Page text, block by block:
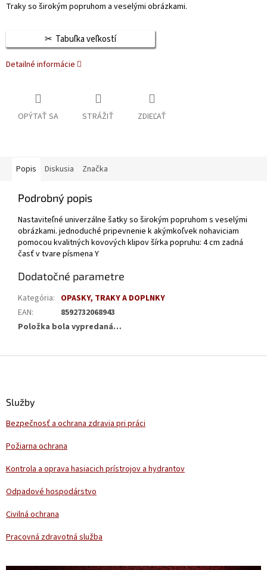
Traky so širokým popruhom a veselými obrázkami.
Tabuľka veľkostí
Detailné informácie
OPÝTAŤ SA STRÁŽIŤ ZDIEĽAŤ
Popis Diskusia Značka
Podrobný popis
Nastaviteľné univerzálne šatky so širokým popruhom s veselými
obrázkami. jednoduché pripevnenie k akýmkoľvek nohaviciam
pomocou kvalitných kovových klipov šírka popruhu: 4 cm zadná
časť v tvare písmena Y
Dodatočné parametre
Kategória: OPASKY, TRAKY A DOPLNKY
EAN:
8592732068943
Položka bola vypredaná…
Služby
Bezpečnosť a ochrana zdravia pri práci
Požiarna ochrana
Kontrola a oprava hasiacich prístrojov a hydrantov
Odpadové hospodárstvo
Civilná ochrana
Pracovná zdravotná služba